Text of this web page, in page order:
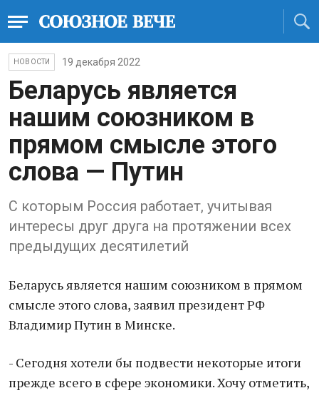
НОВОСТИ 19 декабря 2022
Беларусь является
нашим союзником в
прямом смысле этого
слова — Путин
С которым Россия работает, учитывая
интересы друг друга на протяжении всех
предыдущих десятилетий
Беларусь является нашим союзником в прямом
смысле этого слова, заявил президент РФ
Владимир Путин в Минске.
- Сегодня хотели бы подвести некоторые итоги
прежде всего в сфере экономики. Хочу отметить,